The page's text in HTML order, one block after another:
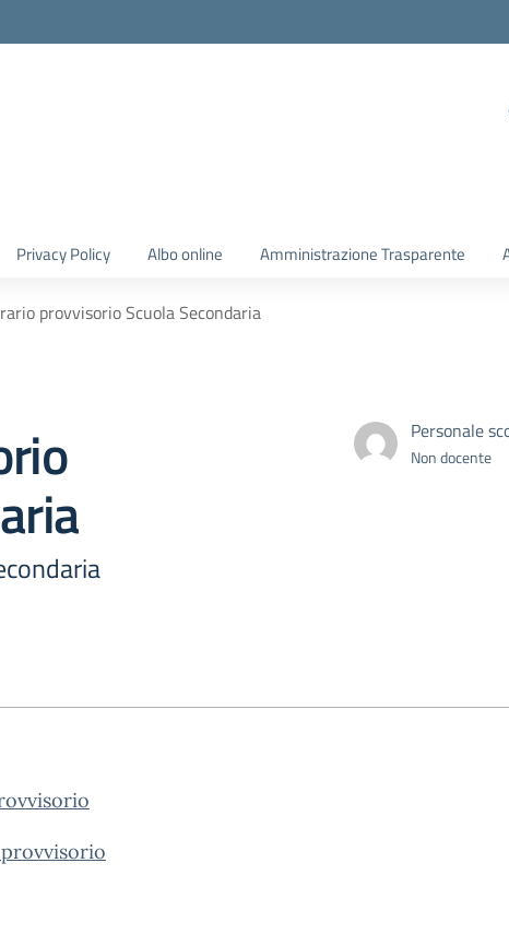
Privacy Policy Albo online Amministrazione Trasparente
provvisorio Scuola Secondaria
Personale
Non docente